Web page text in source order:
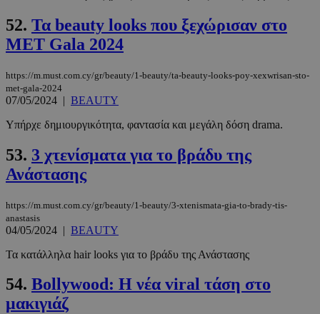
52. Τα beauty looks που ξεχώρισαν στο
MET Gala 2024
https://m.must.com.cy/gr/beauty/1-beauty/ta-beauty-looks-poy-xexwrisan-sto-
met-gala-2024
07/05/2024 | BEAUTY
Υπήρχε δημιουργικότητα, φαντασία και μεγάλη δόση drama.
53. 3 χτενίσματα για το βράδυ της
Ανάστασης
https://m.must.com.cy/gr/beauty/1-beauty/3-xtenismata-gia-to-brady-tis-
anastasis
04/05/2024 | BEAUTY
Τα κατάλληλα hair looks για το βράδυ της Ανάστασης
54. Bollywood: Η νέα viral τάση στο
μακιγιάζ
LangCookie www.must.com.cy